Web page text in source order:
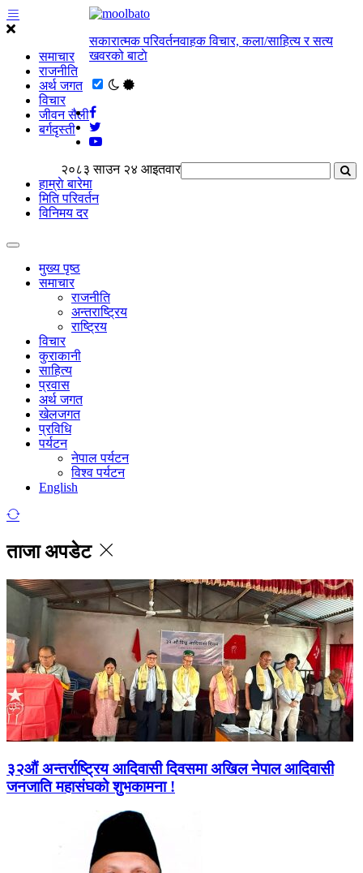
समाचार
राजनीति
अर्थ जगत
विचार
जीवन सैली
बर्गदृस्ती
सकारात्मक परिवर्तनवाहक विचार, कला/साहित्य र सत्य
खवरको बाटाे
२०८३ साउन २४ आइतवार
हाम्राे बारेमा
मिति परिवर्तन
विनिमय दर
मुख्य पृष्ठ
समाचार
राजनीति
अन्तराष्ट्रिय
राष्ट्रिय
विचार
कुराकानी
साहित्य
प्रवास
अर्थ जगत
खेलजगत
प्रविधि
पर्यटन
नेपाल पर्यटन
विश्व पर्यटन
English
ताजा अपडेट
३२औं अन्तर्राष्ट्रिय आदिवासी दिवसमा अखिल नेपाल आदिवासी
जनजाति महासंघको शुभकामना !